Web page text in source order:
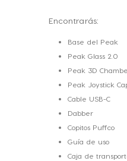
Encontrarás:
Base del Peak
Peak Glass 2.0
Peak 3D
Peak Joystick
Cable USB-C
Dabber
Copitos Puffco
Guía de uso
Caja de